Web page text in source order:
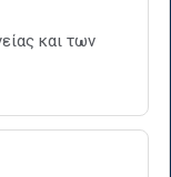
και των